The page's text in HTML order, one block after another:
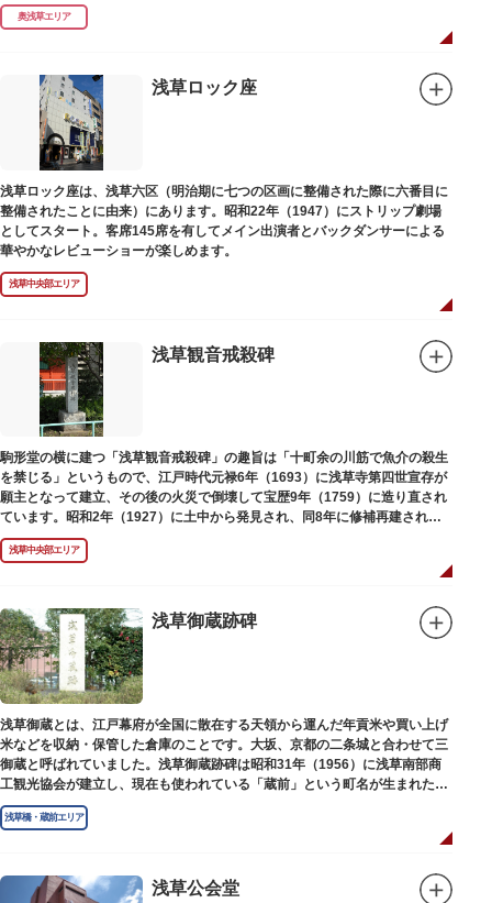
奥浅草エリア
浅草ロック座
浅草ロック座は、浅草六区（明治期に七つの区画に整備された際に六番目に
整備されたことに由来）にあります。昭和22年（1947）にストリップ劇場
としてスタート。客席145席を有してメイン出演者とバックダンサーによる
華やかなレビューショーが楽しめます。
浅草中央部エリア
浅草観音戒殺碑
駒形堂の横に建つ「浅草観音戒殺碑」の趣旨は「十町余の川筋で魚介の殺生
を禁じる」というもので、江戸時代元禄6年（1693）に浅草寺第四世宣存が
願主となって建立、その後の火災で倒壊して宝歴9年（1759）に造り直され
ています。昭和2年（1927）に土中から発見され、同8年に修補再建された
碑がどちらのものであるかは不明です。
浅草中央部エリア
浅草御蔵跡碑
浅草御蔵とは、江戸幕府が全国に散在する天領から運んだ年貢米や買い上げ
米などを収納・保管した倉庫のことです。大坂、京都の二条城と合わせて三
御蔵と呼ばれていました。浅草御蔵跡碑は昭和31年（1956）に浅草南部商
工観光協会が建立し、現在も使われている「蔵前」という町名が生まれたの
は昭和9年（1934）のことです。
浅草橋・蔵前エリア
浅草公会堂